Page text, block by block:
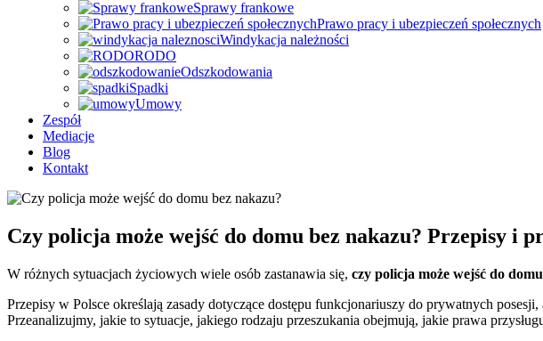
Sprawy frankowe
Prawo pracy i ubezpieczeń społecznych
Windykacja należności
RODO
Odszkodowania
Spadki
Umowy
Zespół
Mediacje
Blog
Kontakt
Czy policja może wejść do domu bez nakazu? Przepisy i
W różnych sytuacjach życiowych wiele osób zastanawia się, czy policja może wejść do domu
Przepisy w Polsce określają zasady dotyczące dostępu funkcjonariuszy do prywatnych
Przeanalizujmy, jakie to sytuacje, jakiego rodzaju przeszukania obejmują, jakie prawa